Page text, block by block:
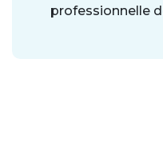
professionnelle